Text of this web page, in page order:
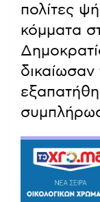
πολίτες
κόμματα
δικαίωσαν